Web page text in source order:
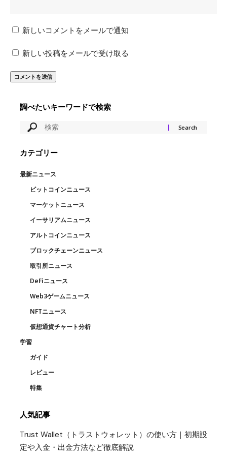
新しいコメントをメールで通知
新しい投稿をメールで受け取る
調べたいキーワードで検索
カテゴリー
最新ニュース
ビットコインニュース
マーケットニュース
イーサリアムニュース
アルトコインニュース
ブロックチェーンニュース
取引所ニュース
DeFiニュース
Web3ゲームニュース
NFTニュース
仮想通貨チャート分析
学習
ガイド
レビュー
特集
人気記事
Trust Wallet（トラストウォレット）の使い方｜初期設
定や入金・出金方法など徹底解説